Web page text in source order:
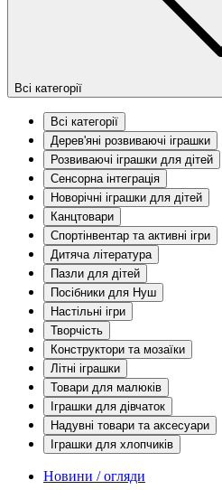
Всі категорії
Всі категорії
Дерев'яні розвиваючі іграшки
Розвиваючі іграшки для дітей
Сенсорна інтеграція
Новорічні іграшки для дітей
Канцтовари
Спортінвентар та активні ігри
Дитяча література
Пазли для дітей
Посібники для Нуш
Настільні ігри
Творчість
Конструктори та мозаїки
Літні іграшки
Товари для малюків
Іграшки для дівчаток
Надувні товари та аксесуари
Іграшки для хлопчиків
Новини / огляди